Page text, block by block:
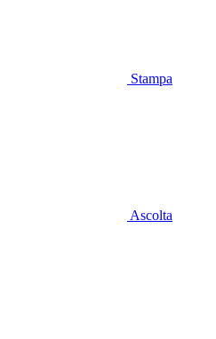
Stampa
Ascolta